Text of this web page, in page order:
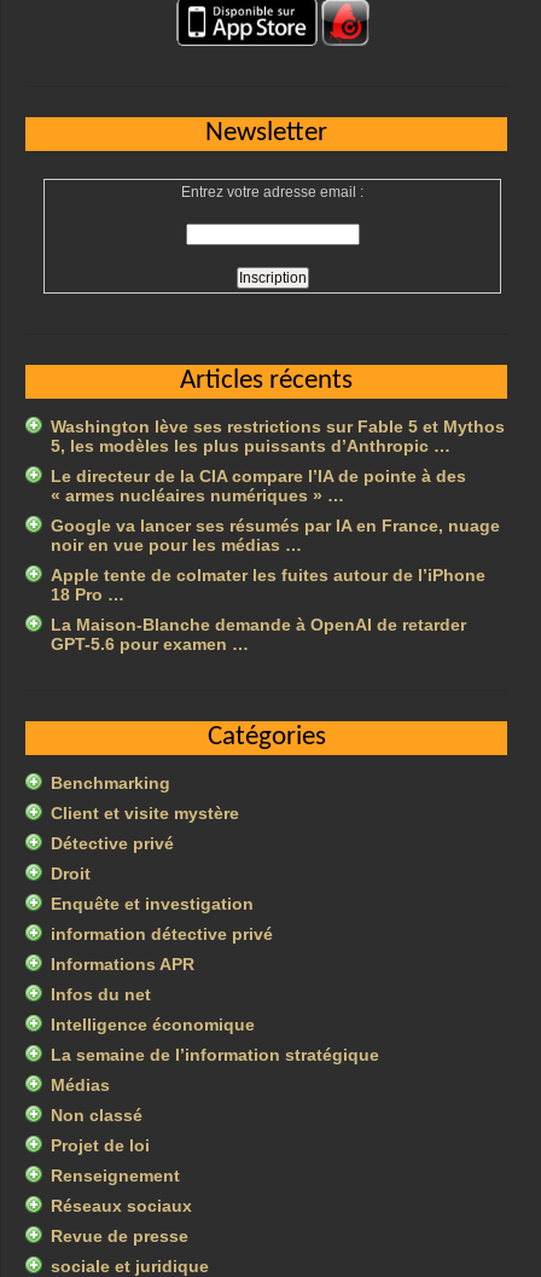
Newsletter
Entrez votre adresse email :
Articles récents
Washington lève ses restrictions sur Fable 5 et Mythos
5, les modèles les plus puissants d’Anthropic …
Le directeur de la CIA compare l’IA de pointe à des
« armes nucléaires numériques » …
Google va lancer ses résumés par IA en France, nuage
noir en vue pour les médias …
Apple tente de colmater les fuites autour de l’iPhone
18 Pro …
La Maison-Blanche demande à OpenAI de retarder
GPT-5.6 pour examen …
Catégories
Benchmarking
Client et visite mystère
Détective privé
Droit
Enquête et investigation
information détective privé
Informations APR
Infos du net
Intelligence économique
La semaine de l’information stratégique
Médias
Non classé
Projet de loi
Renseignement
Réseaux sociaux
Revue de presse
sociale et juridique